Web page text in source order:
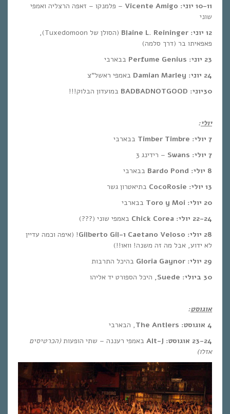
10-11 יוני:
Vicente Amigo – פלמנקו – זאפה הרצליה ואמפי
שוני
12 יוני:
Blaine L. Reininger
(הסולן של Tuxedomoon),
פאפאיתו בר (דרך סלמה)
23 יוני:
Perfume Genius בבארבי
24 יוני:
Damian Marley באמפי ראשל”צ
30יוני: BADBADNOTGOOD​
במועדון הבלוק!!!
יולי:
7 יולי:
Timber Timbre בבארבי
7 יולי:
Swans – רידינג 3
8 יולי:
Bardo Pond בבארבי
13 יולי:
CocoRosie בתיאטרון גשר
20 יולי: Toro y Moi
בבארבי
22-24 יולי:
Chick Corea באמפי שוני (???)
28 יולי:
Caetano Veloso ו-Gilberto Gil! (איפה וכמה עדיין
לא ידוע, אבל מה זה משנה! וואו!!)
29 יולי:
Gloria Gaynor בהיכל התרבות
30 ביולי: Suede,
היכל הספורט יד אליהו
אוגוסט:
4 אוגוסט:
The Antlers, הבארבי
23-24 אוגוסט:
Alt-J באמפי רעננה – שתי הופעות(הכרטיסים
אזלו)